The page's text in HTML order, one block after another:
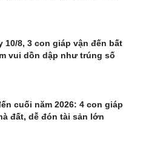
10/8, 3 con giáp vận đến bất
vui dồn dập như trúng số
cuối năm 2026: 4 con giáp
đất, dễ đón tài sản lớn